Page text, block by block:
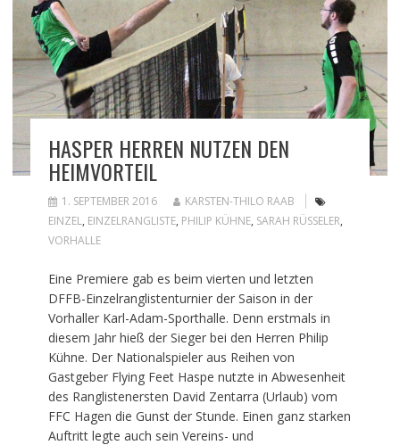
HASPER HERREN NUTZEN DEN
HEIMVORTEIL
1. SEPTEMBER 2016
KARSTEN-THILO RAAB
EINZEL, EINZELRANGLISTE, PHILIP KÜHNE, SARAH RÜSSELER,
VORHALLE
Eine Premiere gab es beim vierten und letzten
DFFB-Einzelranglistenturnier der Saison in der
Vorhaller Karl-Adam-Sporthalle. Denn erstmals in
diesem Jahr hieß der Sieger bei den Herren Philip
Kühne. Der Nationalspieler aus Reihen von
Gastgeber Flying Feet Haspe nutzte in Abwesenheit
des Ranglistenersten David Zentarra (Urlaub) vom
FFC Hagen die Gunst der Stunde. Einen ganz starken
Auftritt legte auch sein Vereins- und